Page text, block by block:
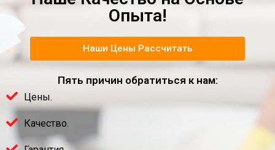
Опыта!
Наши Цены Рассчитать
Пять причин обратиться к нам:
Цены.
Качество.